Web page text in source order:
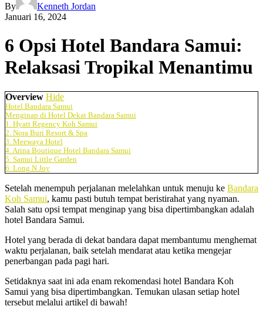
By
Kenneth Jordan
Januari 16, 2024
6 Opsi Hotel Bandara Samui:
Relaksasi Tropikal Menantimu
Overview Hide
Hotel Bandara Samui
Menginap di Hotel Dekat Bandara Samui
1. Hyatt Regency Koh Samui
2. Nora Buri Resort & Spa
3. Meewaya Hotel
4. Arina Boutique Hotel Bandara Samui
5. Samui Little Garden
6. Long N Joy
Setelah menempuh perjalanan melelahkan untuk menuju ke Bandara
Koh Samui, kamu pasti butuh tempat beristirahat yang nyaman.
Salah satu opsi tempat menginap yang bisa dipertimbangkan adalah
hotel Bandara Samui.
Hotel yang berada di dekat bandara dapat membantumu menghemat
waktu perjalanan, baik setelah mendarat atau ketika mengejar
penerbangan pada pagi hari.
Setidaknya saat ini ada enam rekomendasi hotel Bandara Koh
Samui yang bisa dipertimbangkan. Temukan ulasan setiap hotel
tersebut melalui artikel di bawah!